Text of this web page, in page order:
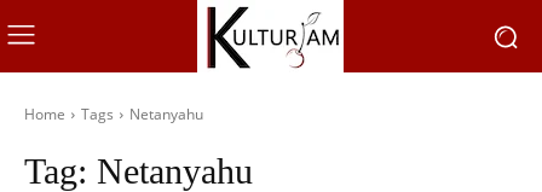
Home Tags Netanyahu
Tag: Netanyahu